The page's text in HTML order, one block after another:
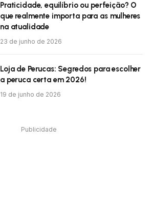
Praticidade, equilíbrio ou perfeição? O
que realmente importa para as mulheres
na atualidade
23 de junho de 2026
Loja de Perucas: Segredos para escolher
a peruca certa em 2026!
19 de junho de 2026
Publicidade